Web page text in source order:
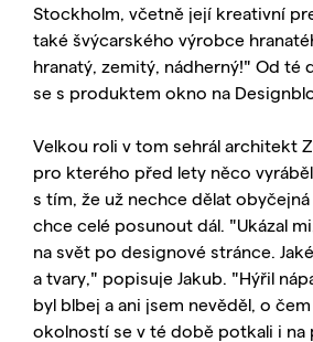
Stockholm, včetně její kreativní
také švýcarského výrobce
hranatý, zemitý, nádherný!" Od té
se s produktem okno na
Velkou roli v tom sehrál architekt
pro kterého před lety něco
s tím, že už nechce dělat
chce celé posunout dál. "Ukázal
na svět po designové stránce.
a tvary," popisuje Jakub. "Hýřil
byl blbej a ani jsem nevěděl, o
okolností se v té době potkali i na